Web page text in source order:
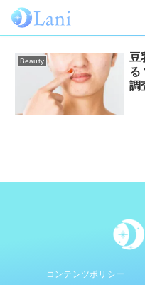
福井美典先
Beauty
豆
る
調
コンテンツポリシー